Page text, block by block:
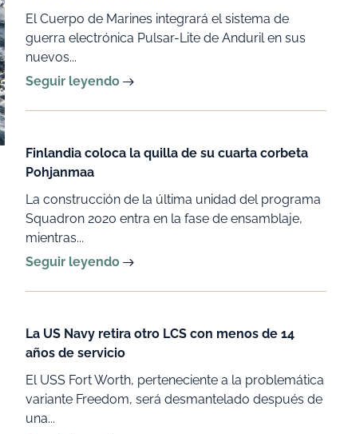
El Cuerpo de Marines integrará el sistema de
guerra electrónica Pulsar-Lite de Anduril en sus
nuevos...
Seguir leyendo
Finlandia coloca la quilla de su cuarta corbeta
Pohjanmaa
La construcción de la última unidad del programa
Squadron 2020 entra en la fase de ensamblaje,
mientras...
Seguir leyendo
La US Navy retira otro LCS con menos de 14
años de servicio
El USS Fort Worth, perteneciente a la problemática
variante Freedom, será desmantelado después de
una...